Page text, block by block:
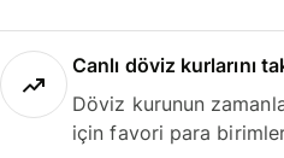
Canlı döviz kurlarını
Döviz kurunun
için favori para